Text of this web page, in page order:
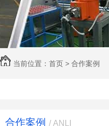
当前位置： 首页 > 合作案例
合作案例 / ANLI